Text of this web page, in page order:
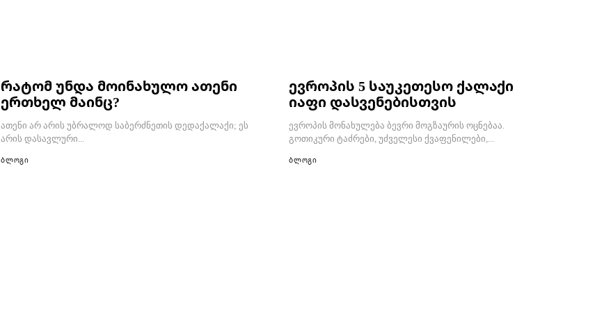
რატომ უნდა მოინახულო ათენი
ერთხელ მაინც?
ათენი არ არის უბრალოდ საბერძნეთის დედაქალაქი; ეს
არის დასავლური...
ბლოგი
ევროპის 5 საუკეთესო ქალაქი
იაფი დასვენებისთვის
ევროპის მონახულება ბევრი მოგზაურის ოცნებაა.
გოთიკური ტაძრები, უძველესი ქვაფენილები,...
ბლოგი